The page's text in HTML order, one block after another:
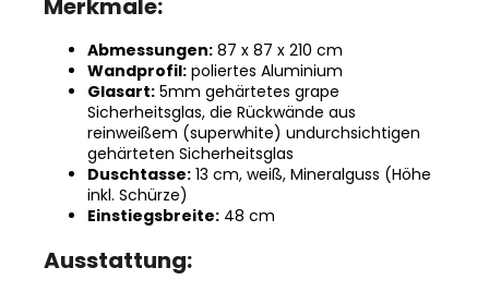
Merkmale:
Abmessungen: 87 x 87 x 210 cm
Wandprofil: poliertes Aluminium
Glasart: 5mm gehärtetes grape
Sicherheitsglas, die Rückwände aus
reinweißem (superwhite) undurchsichtigen
gehärteten Sicherheitsglas
Duschtasse: 13 cm, weiß, Mineralguss (Höhe
inkl. Schürze)
Einstiegsbreite: 48 cm
Ausstattung: